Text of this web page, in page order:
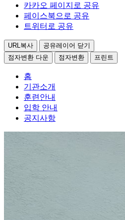
카카오 페이지로 공유
페이스북으로 공유
트위터로 공유
URL복사
공유레이어 닫기
점자변환 다운
점자변환 프린트
홈
기관소개
훈련안내
입학 안내
공지사항